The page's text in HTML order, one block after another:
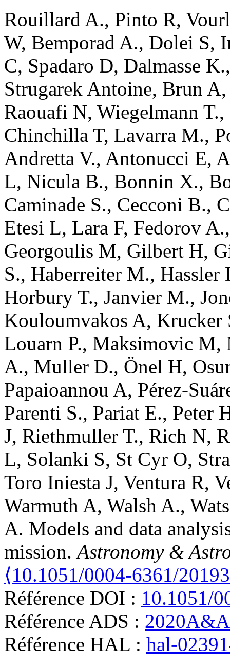
Rouillard A., Pinto R,
W, Bemporad A., Dolei S,
C, Spadaro D, Dalmasse K.
Strugarek Antoine, Brun A,
Raouafi N, Wiegelmann T.,
Chinchilla T, Lavarra M.,
Andretta V., Antonucci E,
L, Nicula B., Bonnin X.,
Caminade S., Cecconi B.,
Etesi L, Lara F, Fedorov A.
Georgoulis M, Gilbert H,
S., Haberreiter M., Hassler
Horbury T., Janvier M.,
Kouloumvakos A, Krucker
Louarn P., Maksimovic M,
A., Muller D., Önel H,
Papaioannou A, Pérez-
Parenti S., Pariat E., Peter
J, Riethmuller T., Rich N,
L, Solanki S, St Cyr O,
Toro Iniesta J, Ventura R,
Warmuth A, Walsh A.,
A. Models and data
mission.Astronomy &
⟨10.1051/0004-6361/
Référence DOI : 10.1051/
Référence ADS :
Référence HAL : hal-